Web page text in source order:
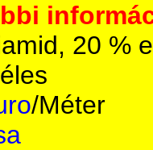
20 %
/Méter